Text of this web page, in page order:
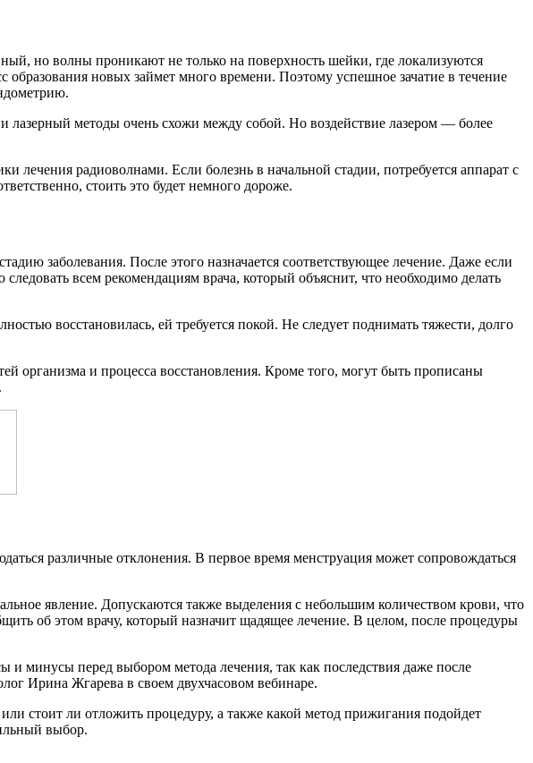
но волны проникают не только на поверхность шейки, где локализуются
новых займет много времени. Поэтому успешное зачатие в течение
лазерный методы очень схожи между собой. Но воздействие лазером — более
лечения радиоволнами. Если болезнь в начальной стадии, потребуется аппарат с
стоить это будет немного дороже.
заболевания. После этого назначается соответствующее лечение. Даже если
всем рекомендациям врача, который объяснит, что необходимо делать
восстановилась, ей требуется покой. Не следует поднимать тяжести, долго
организма и процесса восстановления. Кроме того, могут быть прописаны
различные отклонения. В первое время менструация может сопровождаться
явление. Допускаются также выделения с небольшим количеством крови, что
об этом врачу, который назначит щадящее лечение. В целом, после процедуры
минусы перед выбором метода лечения, так как последствия даже после
Ирина Жгарева в своем двухчасовом вебинаре.
стоит ли отложить процедуру, а также какой метод прижигания подойдет
выбор.